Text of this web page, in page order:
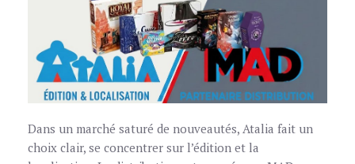
Dans un marché saturé de nouveautés, Atalia fait un
choix clair, se concentrer sur l’édition et la